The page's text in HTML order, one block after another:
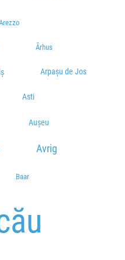
Århus
Arpașu de Jos
Asti
Aușeu
Avrig
Baar